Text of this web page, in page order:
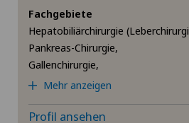
Ellbogenchirurgie
Endometriose
Fersenschmerzen
Fachgebiete
Hepatobiliärchirurgie
Pankreas-Chirurgie,
Gallenchirurgie,
Mehr anzeigen
Profil ansehen